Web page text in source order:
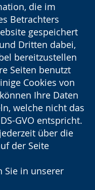
die im
Betrachters
gespeichert
Dritten dabei,
bereitzustellen
Seiten benutzt
Cookies von
Ihre Daten
welche nicht das
GVO entspricht.
über die
der Seite
Sie in unserer